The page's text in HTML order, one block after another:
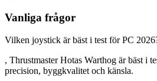
Vanliga frågor
Vilken joystick är bäst i test för PC
, Thrustmaster Hotas Warthog är bäst i
precision, byggkvalitet och känsla.